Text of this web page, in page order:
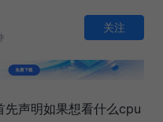
关注
先声明如果想看什么cpu